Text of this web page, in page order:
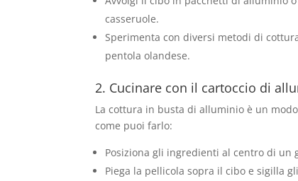
casseruole.
Sperimenta con diversi metodi di
pentola olandese.
2. Cucinare con il cartoccio di
La cottura in busta di alluminio è un
come puoi farlo:
Posiziona gli ingredienti al centro di un
Piega la pellicola sopra il cibo e sigilla